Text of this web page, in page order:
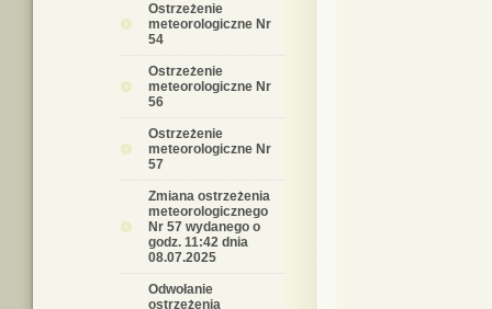
Ostrzeżenie
meteorologiczne Nr
54
Ostrzeżenie
meteorologiczne Nr
56
Ostrzeżenie
meteorologiczne Nr
57
Zmiana ostrzeżenia
meteorologicznego
Nr 57 wydanego o
godz. 11:42 dnia
08.07.2025
Odwołanie
ostrzeżenia